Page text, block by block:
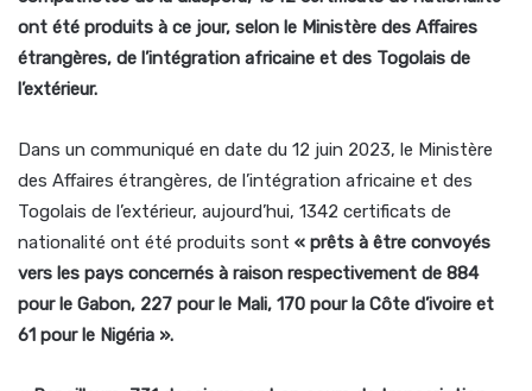
ont été produits à ce jour, selon le Ministère des Affaires
étrangères, de l’intégration africaine et des Togolais de
l’extérieur.
Dans un communiqué en date du 12 juin 2023, le Ministère
des Affaires étrangères, de l’intégration africaine et des
Togolais de l’extérieur, aujourd’hui, 1342 certificats de
nationalité ont été produits sont « prêts à être convoyés
vers les pays concernés à raison respectivement de 884
pour le Gabon, 227 pour le Mali, 170 pour la Côte d’ivoire et
61 pour le Nigéria ».